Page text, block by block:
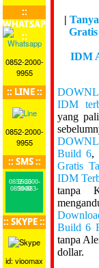
::
WHATSAPP
::
0852-2000-
9955
:: LINE ::
0852-2000-
9955
:: SMS ::
0852-2000-9955
0899-883-5000
:: SKYPE ::
id: vioomax
|
Gratis
IDM
IDM
yang
Build 6,
Gratis
IDM
tanpa
Build 6
tanpa
dollar.